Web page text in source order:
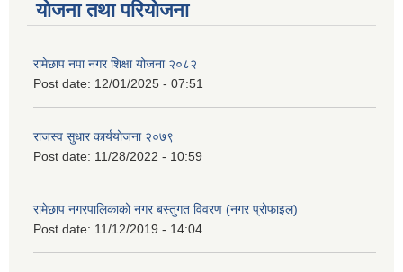
योजना तथा परियोजना
रामेछाप नपा नगर शिक्षा योजना २०८२
Post date: 12/01/2025 - 07:51
राजस्व सुधार कार्ययोजना २०७९
Post date: 11/28/2022 - 10:59
रामेछाप नगरपालिकाको नगर बस्तुगत विवरण (नगर प्रोफाइल)
Post date: 11/12/2019 - 14:04